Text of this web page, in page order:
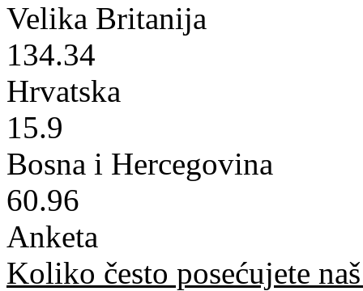
Velika Britanija
134.34
Hrvatska
15.9
Bosna i Hercegovina
60.96
Anketa
Koliko često posećujete